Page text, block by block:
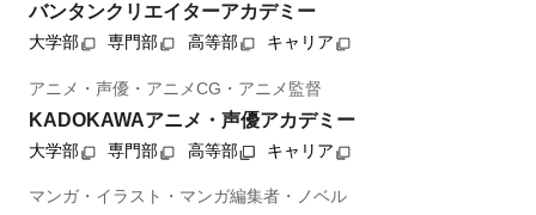
バンタンクリエイターアカデミー
大学部 専門部 高等部 キャリア
アニメ・声優・アニメCG・アニメ監督
KADOKAWAアニメ・声優アカデミー
大学部 専門部 高等部 キャリア
マンガ・イラスト・マンガ編集者・ノベル